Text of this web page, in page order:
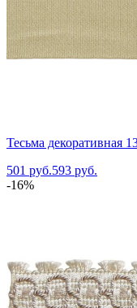
Тесьма декоративная
501 руб.593 руб.
-16%